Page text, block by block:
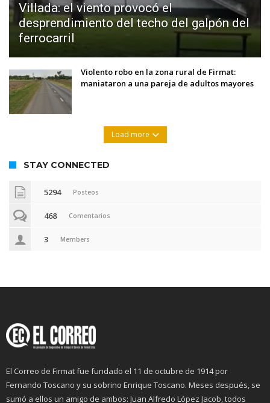
Villada: el viento provocó el
desprendimiento del techo del galpón del
ferrocarril
Violento robo en la zona rural de Firmat:
maniataron a una pareja de adultos mayores
Load more
STAY CONNECTED
5294 Posteos
468 Comentarios
3 Members
El Correo de Firmat fue fundado el 11 de octubre de 1914 por
Fernando Toscano y su sobrino Enrique Toscano. Meses después, se
sumó a ellos un amigo de ambos: Juan Alfredo López Jacob, todos